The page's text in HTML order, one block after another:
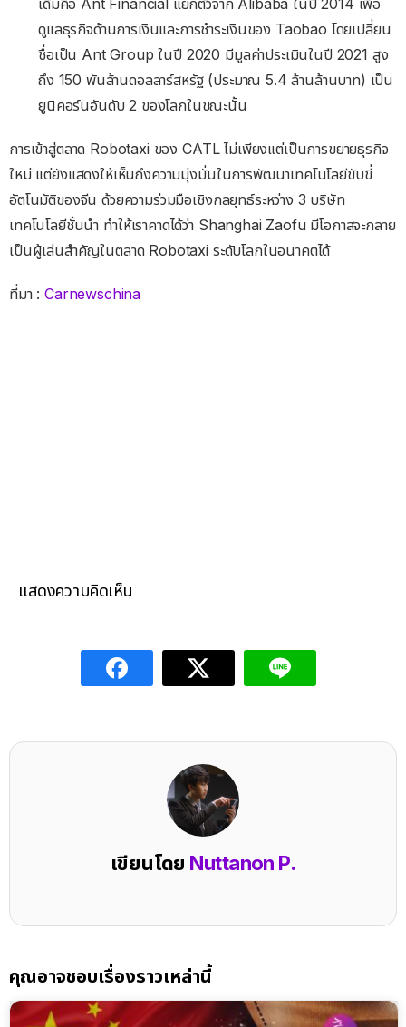
การเข้าสู่ตลาด Robotaxi ของ CATL ไม่เพียงแต่เป็นการขยายธุรกิจ
ใหม่ แต่ยังแสดงให้เห็นถึงความมุ่งมั่นในการพัฒนาเทคโนโลยีขับขี่
อัตโนมัติของจีน ด้วยความร่วมมือเชิงกลยุทธ์ระหว่าง 3 บริษัท
เทคโนโลยีชั้นนำ ทำให้เราคาดได้ว่า Shanghai Zaofu มีโอกาสจะกลาย
ที่มา : Carnewschina